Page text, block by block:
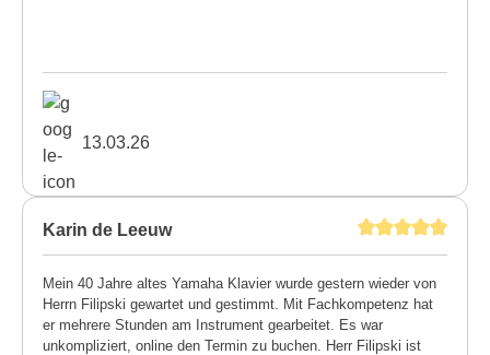
13.03.26
Karin de Leeuw
Mein 40 Jahre altes Yamaha Klavier wurde gestern wieder von
Herrn Filipski gewartet und gestimmt. Mit Fachkompetenz hat
er mehrere Stunden am Instrument gearbeitet. Es war
unkompliziert, online den Termin zu buchen. Herr Filipski ist